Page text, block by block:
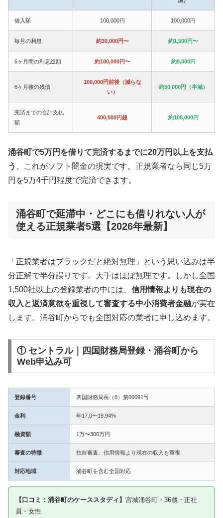
借入額 100,000円 100,000円
毎月の利息 約30,000円〜 約1,500円〜
6ヶ月間の利息総額 約180,000円〜 約9,000円
6ヶ月後の残債
100,000円前後（減らな
い）
約50,000円（半減）
完済までの合計支払
額
400,000円超 約108,000円
涌谷町で5万円を借りて完済するまでに20万円以上を支払
う
、これがソフト闇金の現実です。正規業者なら同じ5万
円を5万4千円程度で完済できます。
涌谷町で延滞中・どこにも借りれない人が
使える正規業者5選【2026年最新】
「正規業者はブラックだと絶対無理」という思い込みは半
分正解で半分誤りです。大手はほぼ無理です。しかし全国
1,500社以上の登録業者の中には、 信用情報よりも現在の
収入と返済意欲を重視して審査する中小消費者金融が実在
します。涌谷町からでも全国対応の業者に申し込めます。
① セントラル｜四国財務局登録・涌谷町から
Web申込み可
登録番号 四国財務局長（8）第00091号
金利 年17.0〜19.94%
融資額 1万〜300万円
審査の特徴 独自審査。信用情報より現在の収入を重視
対応地域 涌谷町を含む全国対応
【口コミ：涌谷町のケーススタディ】 宮城涌谷町・36歳・正社
員・女性